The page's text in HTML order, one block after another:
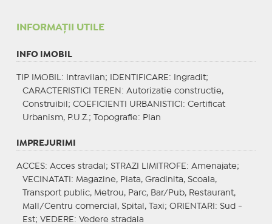
INFORMAŢII UTILE
INFO IMOBIL
TIP IMOBIL : Intravilan; IDENTIFICARE : Ingradit;
CARACTERISTICI TEREN : Autorizatie constructie,
Construibil; COEFICIENTI URBANISTICI : Certificat
Urbanism, P.U.Z.;
Topografie: Plan
IMPREJURIMI
ACCES: Acces stradal; STRAZI LIMITROFE : Amenajate;
VECINATATI : Magazine, Piata, Gradinita, Scoala,
Transport public, Metrou, Parc, Bar/Pub, Restaurant,
Mall/Centru comercial, Spital, Taxi; ORIENTARI : Sud -
Est; VEDERE : Vedere stradala